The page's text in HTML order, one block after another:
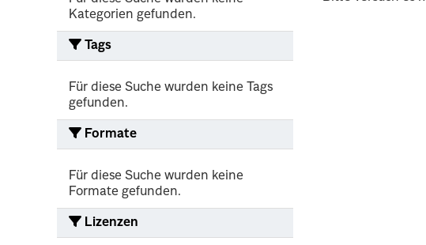
Kategorien gefunden.
Tags
Für diese Suche wurden keine Tags
gefunden.
Formate
Für diese Suche wurden keine
Formate gefunden.
Lizenzen